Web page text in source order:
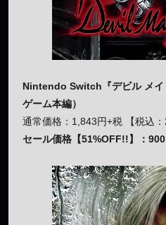
Nintendo Switch『デビル メイ
ゲーム本編）
通常価格：1,843円+税 【税込：
セール価格【51%OFF!!】：900